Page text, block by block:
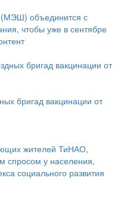
(МЭШ) объединится с
чтобы уже в сентябре
бригад вакцинации от
жителей ТиНАО,
спросом у населения,
социального развития